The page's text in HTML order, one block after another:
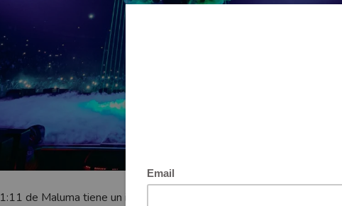
de Maluma tiene un ingrediente de moda parisino de la mano de